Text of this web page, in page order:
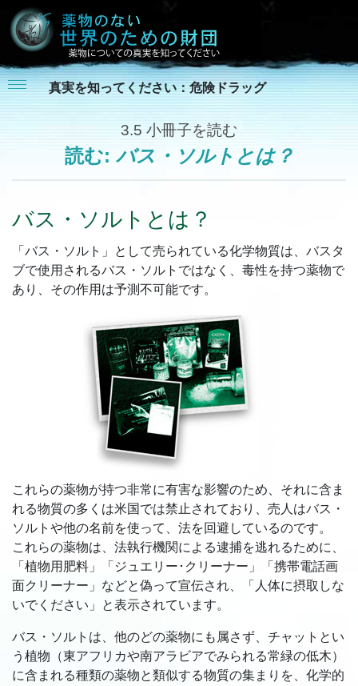
真実を知ってください：危険ドラッグ
3.5 小冊子を読む
読む: バス・ソルトとは？
バス・ソルトとは？
「バス・ソルト」として売られている化学物質は、バスタ
ブで使用されるバス・ソルトではなく、毒性を持つ薬物で
あり、その作用は予測不可能です。
これらの薬物が持つ非常に有害な影響のため、それに含ま
れる物質の多くは米国では禁止されており、売人はバス・
ソルトや他の名前を使って、法を回避しているのです。
これらの薬物は、法執行機関による逮捕を逃れるために、
「植物用肥料」「ジュエリー･クリーナー」「携帯電話画
面クリーナー」などと偽って宣伝され、「人体に摂取しな
いでください」と表示されています。
バス・ソルトは、他のどの薬物にも属さず、チャットとい
う植物（東アフリカや南アラビアでみられる常緑の低木）
に含まれる種類の薬物と類似する物質の集まりを、化学的